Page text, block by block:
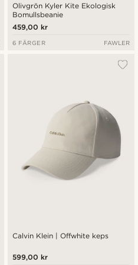
Olivgrön Kyler Kite Ekologisk
Bomullsbeanie
459,00 kr
6 FÄRGER FAWLER
Calvin Klein | Offwhite keps
599,00 kr